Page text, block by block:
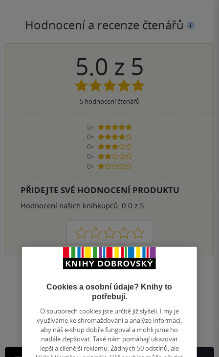
Hodnocení a recenze čtenářů
5.0 z 5
5hodnocení čtenářů
5×
5 hvězdiček
0×
4 hvězdičky
0×
3 hvězdičky
0×
2 hvězdičky
0×
1 hvezdička
PŘIDEJTE SVÉ HODNOCENÍ PRODUKTU
Hodnocení našich knihkupců: 0.0 z 5
1 2 3 4 5
Zobrazeno 20 z 20
1
na
stránku
/ 1
Cookies a osobní údaje? Knihy to
potřebují.
O souborech cookies jste určitě již slyšeli. I my je
využíváme ke shromažďování a analýze informací,
aby náš e-shop dobře fungoval a mohli jsme ho
nadále zlepšovat. Také nám pomáhají ukazovat
lepší a cílenější reklamu. Žádných 50 odstínů, ale